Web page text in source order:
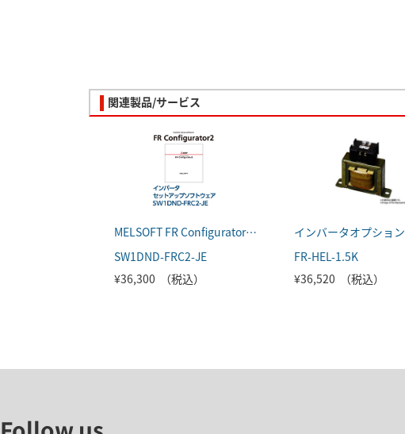
関連製品/サービス
MELSOFT FR Configurator2 (日本語版)
SW1DND-FRC2-JE
¥36,300 （税込）
インバータオプション
FR-HEL-1.5K
¥36,520 （税込）